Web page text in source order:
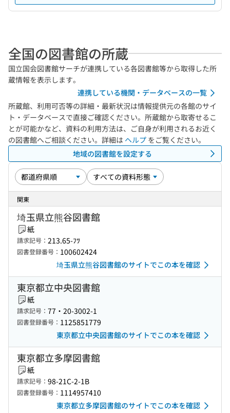
全国の図書館の所蔵
国立国会図書館サーチが連携している各図書館等から取得した所
蔵情報を表示します。
連携している機関・データベースの一覧
所蔵館、利用可否等の詳細・最新状況は情報提供元の各館のサイ
ト・データベースで直接ご確認ください。所蔵館から取寄せるこ
とが可能かなど、資料の利用方法は、ご自身が利用されるお近く
の図書館へご相談ください。詳細は ヘルプ をご覧ください。
地域の図書館を設定する
関東
埼玉県立熊谷図書館
紙
請求記号： 213.65-ﾌﾂ
図書登録番号： 100602424
埼玉県立熊谷図書館のサイトでこの本を確認
東京都立中央図書館
紙
請求記号： 77・20-3002-1
図書登録番号： 1125851779
東京都立中央図書館のサイトでこの本を確認
東京都立多摩図書館
紙
請求記号： 98-21C-2-1B
図書登録番号： 1114957410
東京都立多摩図書館のサイトでこの本を確認